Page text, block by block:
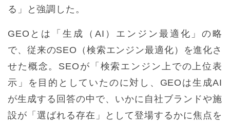
る」と強調した。
GEOとは「生成（AI）エンジン最適化」の略
で、従来のSEO（検索エンジン最適化）を進化さ
せた概念。SEOが「検索エンジン上での上位表
示」を目的としていたのに対し、GEOは生成AI
が生成する回答の中で、いかに自社ブランドや施
設が「選ばれる存在」として登場するかに焦点を